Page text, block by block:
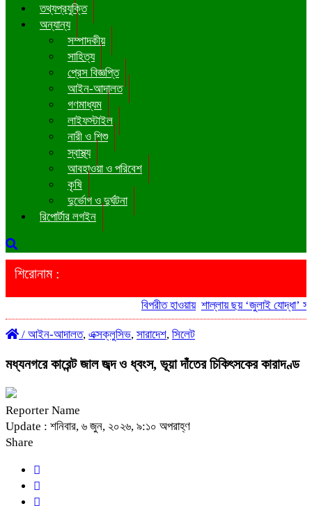
তথ্যপ্রযুক্তি
অন্যান্য
সম্পাদকীয়
সাহিত্য
প্রেস বিজ্ঞপ্তি
আইন-আদালত
গণমাধ্যম
লাইফস্টাইল
নারী ও শিশু
স্বাস্থ্য
আবহাওয়া ও পরিবেশ
কৃষি
দুর্ভোগ ও দুর্ঘটনা
রিপোর্টার লগইন
শিরোনাম :
বিপরীত হাওয়ায় শাল্লায় ছয় ‘জুলাই যোদ্ধা’
/ আইন-আদালত, এক্সক্লুসিভ, সারাদেশ, সিলেট
মধ্যনগরে কারেন্ট জাল জব্দ ও ধ্বংস, ভূয়া দাঁতের চিকিৎসকের কারাদণ্ড
Reporter Name
Update : শনিবার, ৬ জুন, ২০২৬, ৯:১০ অপরাহ্ণ
Share